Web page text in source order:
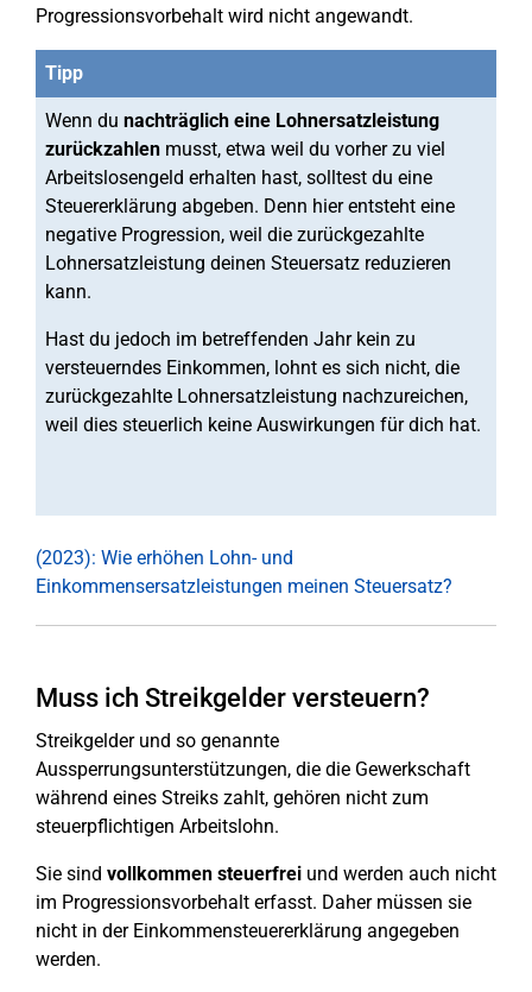
Progressionsvorbehalt wird nicht angewandt.
Tipp
Wenn du nachträglich eine Lohnersatzleistung
zurückzahlen musst, etwa weil du vorher zu viel
Arbeitslosengeld erhalten hast, solltest du eine
Steuererklärung abgeben. Denn hier entsteht eine
negative Progression, weil die zurückgezahlte
Lohnersatzleistung deinen Steuersatz reduzieren
kann.
Hast du jedoch im betreffenden Jahr kein zu
versteuerndes Einkommen, lohnt es sich nicht, die
zurückgezahlte Lohnersatzleistung nachzureichen,
weil dies steuerlich keine Auswirkungen für dich hat.
(2023): Wie erhöhen Lohn- und
Einkommensersatzleistungen meinen Steuersatz?
Muss ich Streikgelder versteuern?
Streikgelder und so genannte
Aussperrungsunterstützungen, die die Gewerkschaft
während eines Streiks zahlt, gehören nicht zum
steuerpflichtigen Arbeitslohn.
Sie sind vollkommen steuerfrei und werden auch nicht
im Progressionsvorbehalt erfasst. Daher müssen sie
nicht in der Einkommensteuererklärung angegeben
werden.